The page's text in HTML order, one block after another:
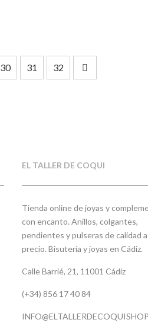
30 31 32
EL TALLER DE COQUI
Tienda online de joyas y
con encanto. Anillos, colgantes,
pendientes y pulseras de calidad
precio. Bisutería y joyas en Cádiz.
Calle Barrié, 21, 11001 Cádiz
(+34) 856 17 40 84